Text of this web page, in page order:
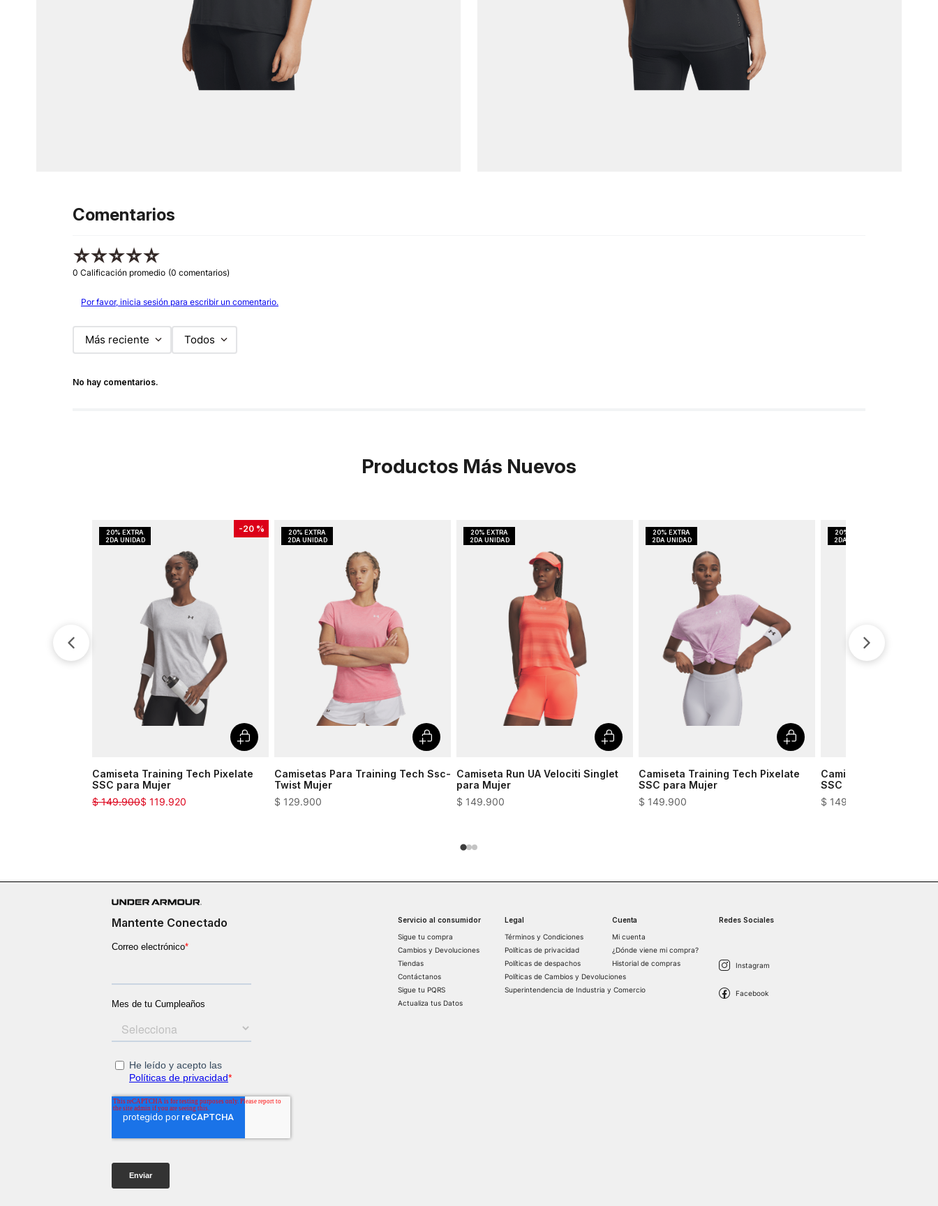
Comentarios
☆☆☆☆☆
0 Calificación promedio (0 comentarios)
Por favor, inicia sesión para escribir un comentario.
Más reciente Todos
No hay comentarios.
Productos Más Nuevos
-20 %
Camiseta Training Tech Pixelate
SSC para Mujer
$ 119.920
$ 149.900
Camisetas Para Training Tech Ssc-
Twist Mujer
$ 129.900
Camiseta Run UA Velociti Singlet
para Mujer
$ 149.900
Camiseta Training Tech Pixelate
SSC para Mujer
$ 149.900
Camiseta Training
SSC para Mujer
$ 149
Mantente Conectado
Servicio al consumidor
Sigue tu compra
Cambios y Devoluciones
Tiendas
Contáctanos
Sigue tu PQRS
Actualiza tus Datos
Legal
Términos y Condiciones
Políticas de privacidad
Políticas de despachos
Políticas de Cambios y Devoluciones
Superintendencia de Industria y Comercio
Cuenta
Mi cuenta
¿Dónde viene mi compra?
Historial de compras
Redes Sociales